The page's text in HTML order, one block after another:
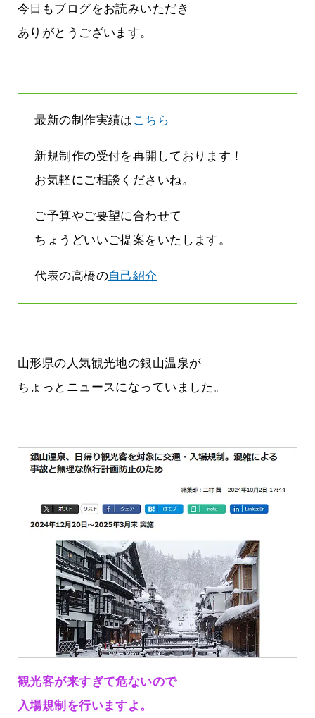
今日もブログをお読みいただき
ありがとうございます。
最新の制作実績は こちら
新規制作の受付を再開しております！
お気軽にご相談くださいね。
ご予算やご要望に合わせて
ちょうどいいご提案をいたします。
代表の高橋の自己紹介
山形県の人気観光地の銀山温泉が
ちょっとニュースになっていました。
観光客が来すぎて危ないので
入場規制を行いますよ。